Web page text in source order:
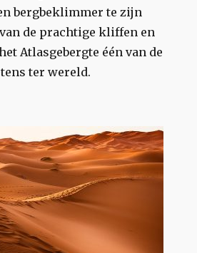
bergbeklimmer te zijn
de prachtige kliffen en
Atlasgebergte één van de
ter wereld.